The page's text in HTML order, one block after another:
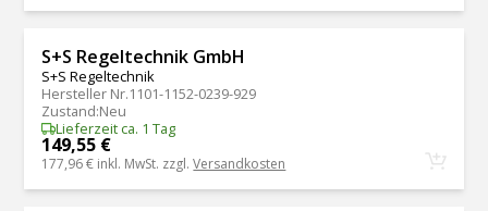
S+S Regeltechnik GmbH
S+S Regeltechnik
Hersteller Nr.1101-1152-0239-929
Zustand:Neu
Lieferzeit ca. 1 Tag
149,55 €
177,96 € inkl. MwSt. zzgl.Versandkosten